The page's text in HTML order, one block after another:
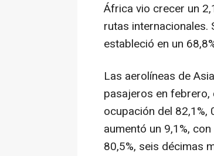
África vio crecer un
rutas
estableció en un
Las aerolíneas de
pasajeros en febrero,
ocupación del
aumentó un 9,1%,
80,5%, seis décimas